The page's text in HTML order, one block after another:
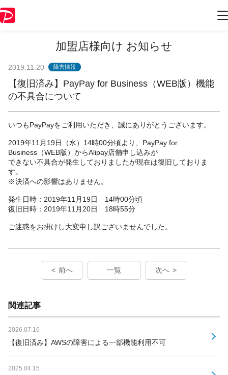
加盟店様向け お知らせ
2019.11.20 障害情報
【復旧済み】PayPay for Business（WEB版）機能
の不具合について
いつもPayPayをご利用いただき、誠にありがとうございます。
2019年11月19日（水）14時00分頃より、PayPay for
Business（WEB版）からAlipay店舗申し込みが
できない不具合が発生しておりましたが現在は復旧しておりま
す。
※決済への影響はありません。
発生日時：2019年11月19日 14時00分頃
復旧日時：2019年11月20日 18時55分
ご迷惑をお掛けし大変申し訳ございませんでした。
前へ 一覧 次へ
関連記事
2026.07.16
【復旧済み】AWSの障害による一部機能利用不可
2025.04.15